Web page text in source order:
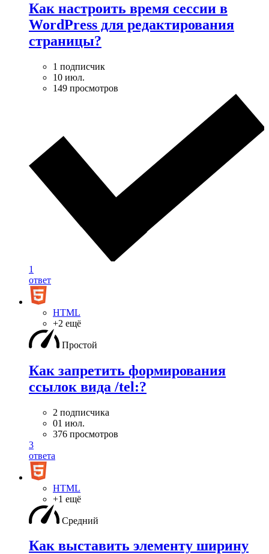
Как настроить время сессии в
WordPress для редактирования
страницы?
1 подписчик
10 июл.
149 просмотров
1
ответ
HTML
+2 ещё
Простой
Как запретить формирования
ссылок вида /tel:?
2 подписчика
01 июл.
376 просмотров
3
ответа
HTML
+1 ещё
Средний
Как выставить элементу ширину